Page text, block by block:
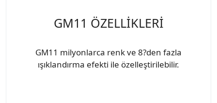
GM11 ÖZELLİKLERİ
GM11 milyonlarca renk ve 8?den fazla
ışıklandırma efekti ile özelleştirilebilir.